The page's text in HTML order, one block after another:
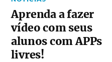
Aprenda a fazer
vídeo com seus
alunos com APPs
livres!